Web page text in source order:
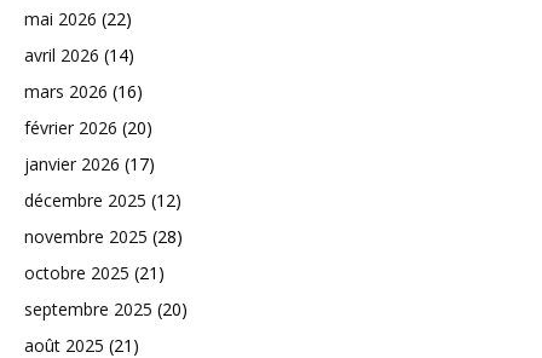
mai 2026 (22)
avril 2026 (14)
mars 2026 (16)
février 2026 (20)
janvier 2026 (17)
décembre 2025 (12)
novembre 2025 (28)
octobre 2025 (21)
septembre 2025 (20)
août 2025 (21)